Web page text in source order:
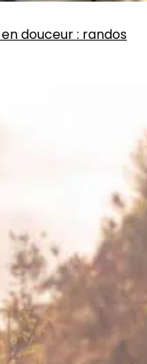
en douceur : randos